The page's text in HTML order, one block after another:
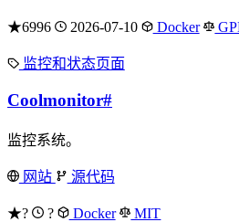
★6996 2026-07-10 Docker
监控和状态页面
Coolmonitor#
监控系统。
网站 源代码
★? ? Docker MIT